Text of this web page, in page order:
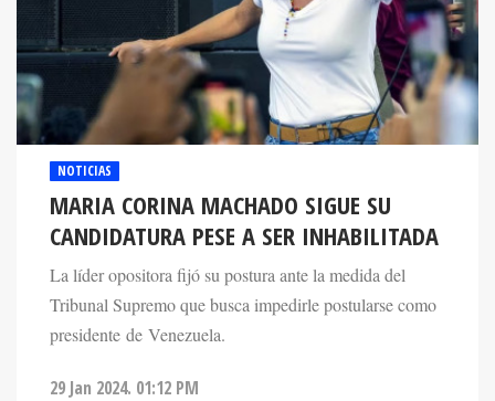
NOTICIAS
MARIA CORINA MACHADO SIGUE SU
CANDIDATURA PESE A SER INHABILITADA
La líder opositora fijó su postura ante la medida del
Tribunal Supremo que busca impedirle postularse como
presidente de Venezuela.
29 Jan 2024. 01:12 PM